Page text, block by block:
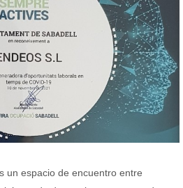
un espacio de encuentro entre